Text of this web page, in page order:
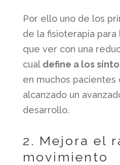
Por ello uno de los
de la fisioterapia
que ver con una
cual define a los
en muchos pacientes
alcanzado un
desarrollo.
2. Mejora el
movimiento